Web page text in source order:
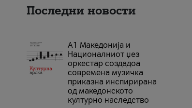
Последни новости
А1 Македонија и
Националниот џез
оркестар создадоа
современа музичка
приказна инспирирана
од македонското
културно наследство